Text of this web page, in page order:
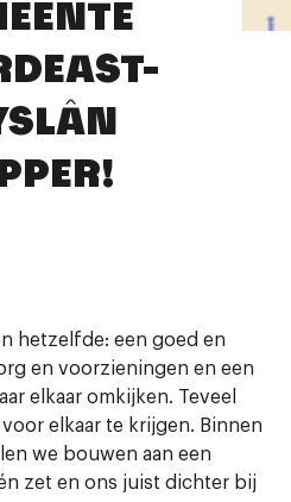
hetzelfde: een goed en
en voorzieningen en een
elkaar omkijken. Teveel
elkaar te krijgen. Binnen
we bouwen aan een
zet en ons juist dichter bij